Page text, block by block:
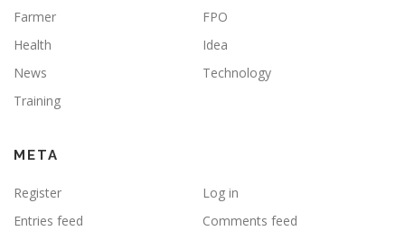
Farmer
FPO
Health
Idea
News
Technology
Training
META
Register
Log in
Entries feed
Comments feed